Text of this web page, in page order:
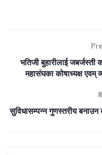
भतिजी बुहारीलाई जबर्जस्ती
महासंघका कोषाध्यक्ष एवम्
सुविधासम्पन्न गुणस्तरीय